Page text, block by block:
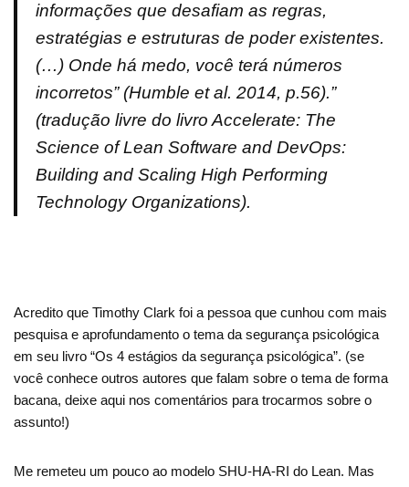
informações que desafiam as regras,
estratégias e estruturas de poder existentes.
(…) Onde há medo, você terá números
incorretos” (Humble et al. 2014, p.56).”
(tradução livre do livro Accelerate: The
Science of Lean Software and DevOps:
Building and Scaling High Performing
Technology Organizations).
Acredito que Timothy Clark foi a pessoa que cunhou com mais
pesquisa e aprofundamento o tema da segurança psicológica
em seu livro “Os 4 estágios da segurança psicológica”. (se
você conhece outros autores que falam sobre o tema de forma
bacana, deixe aqui nos comentários para trocarmos sobre o
assunto!)
Me remeteu um pouco ao modelo SHU-HA-RI do Lean. Mas